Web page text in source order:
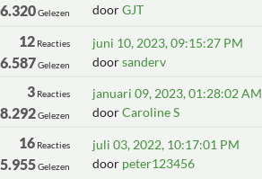
6.320Gelezen
doorGJT
12 Reacties
6.587Gelezen
juni 10, 2023, 09:15:27 PM
doorsanderv
3 Reacties
8.292Gelezen
januari 09, 2023, 01:28:02 AM
doorCaroline S
16 Reacties
Gelezen
juli 03, 2022, 10:17:01 PM
door peter123456